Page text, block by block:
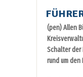
(pen) Allen
Schalter der
rund um